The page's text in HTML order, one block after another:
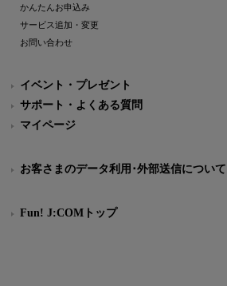
かんたんお申込み
サービス追加・変更
お問い合わせ
イベント・プレゼント
サポート・よくある質問
マイページ
お客さまのデータ利用･外部送信について
Fun! J:COMトップ